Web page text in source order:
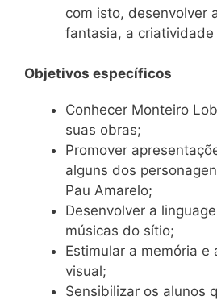
com isto, desenvolver
fantasia, a criatividade
Objetivos específicos
Conhecer Monteiro
suas obras;
Promover
alguns dos
Pau Amarelo;
Desenvolver a
músicas do sítio;
Estimular a memória e
visual;
Sensibilizar os alunos